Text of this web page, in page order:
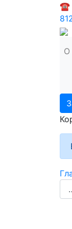
☎
О